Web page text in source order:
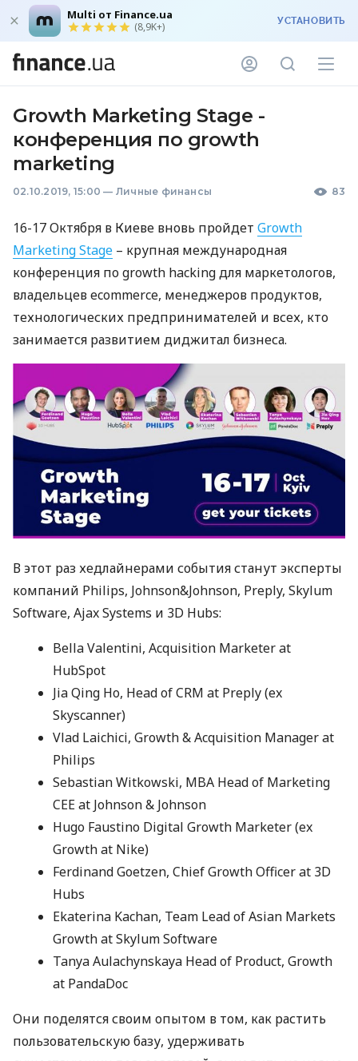
Multi от Finance.ua
(8,9K+) УСТАНОВИТЬ
Growth Marketing Stage -
конференция по growth
marketing
02.10.2019, 15:00 — Личные финансы 83
16-17 Октября в Киеве вновь пройдет Growth
Marketing Stage – крупная международная
конференция по growth hacking для маркетологов,
владельцев ecommerce, менеджеров продуктов,
технологических предпринимателей и всех, кто
занимается развитием диджитал бизнеса.
В этот раз хедлайнерами события станут эксперты
компаний Philips, Johnson&Johnson, Preply, Skylum
Software, Ajax Systems и 3D Hubs:
Bella Valentini, Acquisition Marketer at
HubSpot
Jia Qing Ho, Head ofCRM at Preply (ex
Skyscanner)
Vlad Laichici, Growth & Acquisition Manager at
Philips
Sebastian Witkowski, MBA Head of Marketing
CEE at Johnson & Johnson
Hugo Faustino Digital Growth Marketer (ex
Growth at Nike)
Ferdinand Goetzen, Chief Growth Officer at 3D
Hubs
Ekaterina Kachan, Team Lead of Asian Markets
Growth at Skylum Software
Tanya Aulachynskaya Head of Product, Growth
at PandaDoc
Они поделятся своим опытом в том, как растить
пользовательскую базу, удерживать